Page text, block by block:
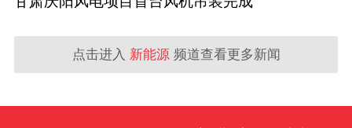
点击进入 新能源频道查看更多新闻